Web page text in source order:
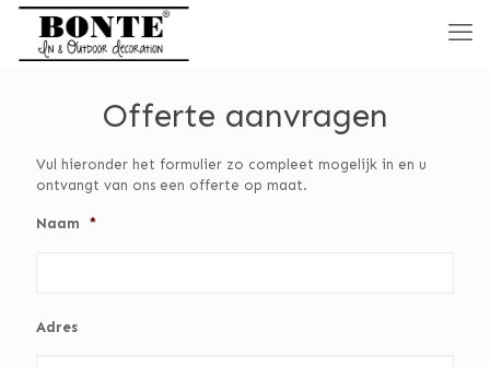
Offerte aanvragen
Vul hieronder het formulier zo compleet mogelijk in en u
ontvangt van ons een offerte op maat.
Naam *
Adres